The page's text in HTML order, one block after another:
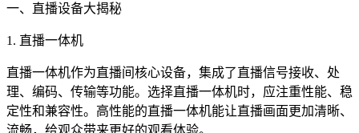
一、直播设备大揭秘
1. 直播一体机
直播一体机作为直播间核心设备，集成了直播信号接收、处
理、编码、传输等功能。选择直播一体机时，应注重性能、稳
定性和兼容性。高性能的直播一体机能让直播画面更加清晰、
流畅，给观众带来更好的观看体验。